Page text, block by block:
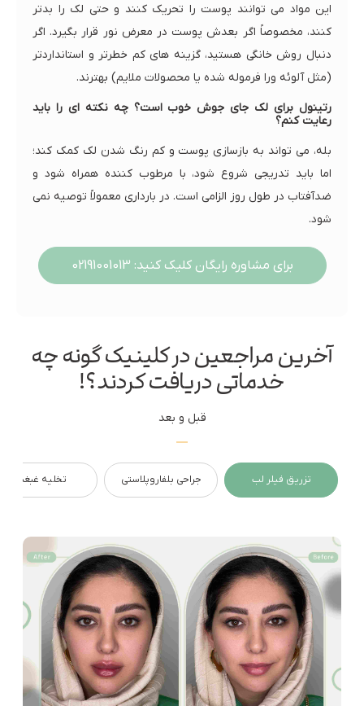
این مواد می توانند پوست را تحریک کنند و حتی لک را بدتر
کنند، مخصوصاً اگر بعدش پوست در معرض نور قرار بگیرد. اگر
دنبال روش خانگی هستید، گزینه های کم خطرتر و استانداردتر
(مثل آلوئه ورا فرموله شده یا محصولات ملایم) بهترند.
رتینول برای لک جای جوش خوب است؟ چه نکته ای را باید
رعایت کنم؟
بله، می تواند به بازسازی پوست و کم رنگ شدن لک کمک کند؛
اما باید تدریجی شروع شود، با مرطوب کننده همراه شود و
ضدآفتاب در طول روز الزامی است. در بارداری معمولاً توصیه نمی
شود.
برای مشاوره رایگان کلیک کنید: 02191001013
آخرین مراجعین در کلینیک گونه چه
خدماتی دریافت کردند؟!
قبل و بعد
تزریق فیلر لب جراحی بلفاروپلاستی تخلیه غبغب